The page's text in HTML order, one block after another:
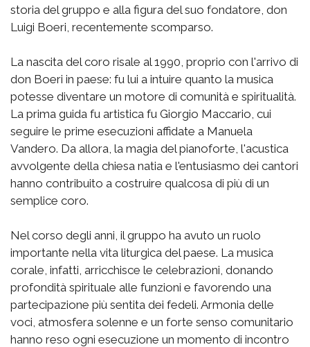
storia del gruppo e alla figura del suo fondatore, don
Luigi Boeri, recentemente scomparso.
La nascita del coro risale al 1990, proprio con l'arrivo di
don Boeri in paese: fu lui a intuire quanto la musica
potesse diventare un motore di comunità e spiritualità.
La prima guida fu artistica fu Giorgio Maccario, cui
seguire le prime esecuzioni affidate a Manuela
Vandero. Da allora, la magia del pianoforte, l'acustica
avvolgente della chiesa natia e l'entusiasmo dei cantori
hanno contribuito a costruire qualcosa di più di un
semplice coro.
Nel corso degli anni, il gruppo ha avuto un ruolo
importante nella vita liturgica del paese. La musica
corale, infatti, arricchisce le celebrazioni, donando
profondità spirituale alle funzioni e favorendo una
partecipazione più sentita dei fedeli. Armonia delle
voci, atmosfera solenne e un forte senso comunitario
hanno reso ogni esecuzione un momento di incontro